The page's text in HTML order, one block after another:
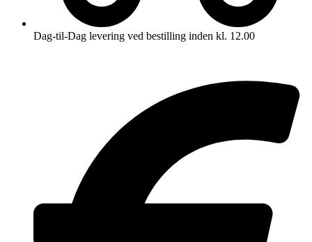
Dag-til-Dag levering ved bestilling inden kl. 12.00